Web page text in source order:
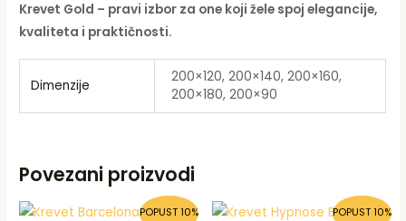
Krevet Gold – pravi izbor za one koji žele spoj elegancije,
kvaliteta i praktičnosti.
Dimenzije
200×120, 200×140, 200×160,
200×180, 200×90
Povezani proizvodi
POPUST 10% POPUST 10%